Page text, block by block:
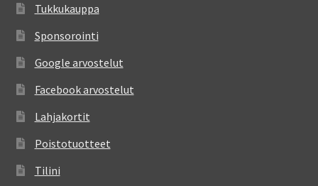
Tukkukauppa
Sponsorointi
Google arvostelut
Facebook arvostelut
Lahjakortit
Poistotuotteet
Tilini